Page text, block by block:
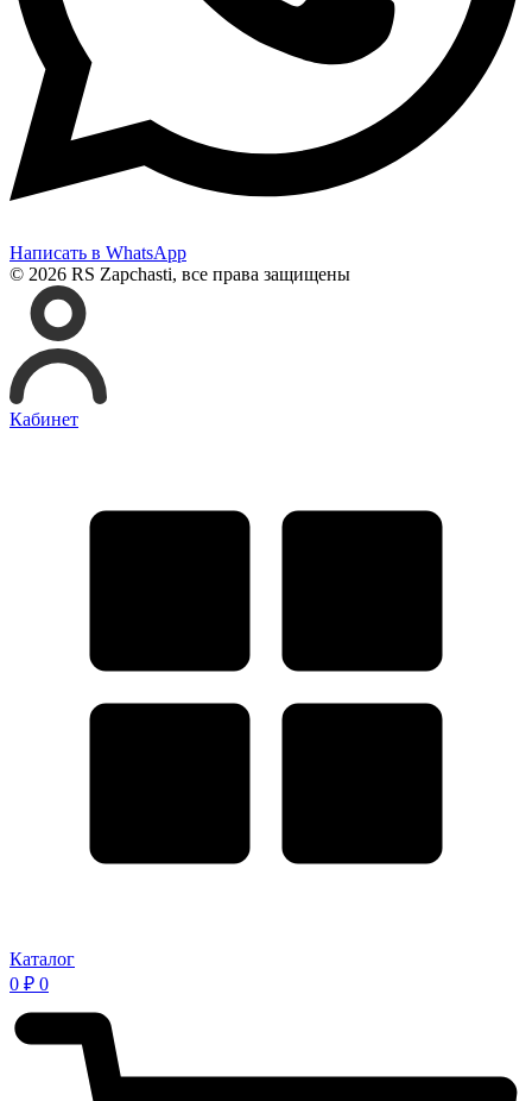
Написать в WhatsApp
© 2026 RS Zapchasti, все права защищены
Кабинет
Каталог
0 ₽ 0